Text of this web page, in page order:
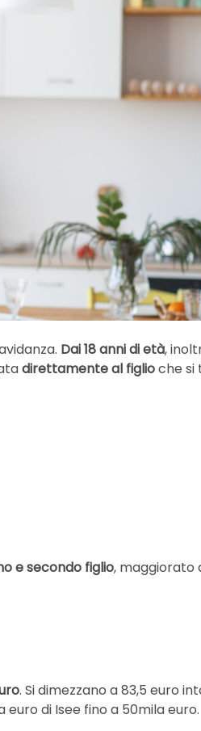
Dai 18 anni di età,
direttamente al figlioche si
e secondo figlio, maggiorato
. Si dimezzano a 83,5 euro
euro di Isee fino a 50mila euro.